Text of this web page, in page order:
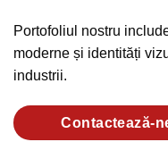
Portofoliul nostru
moderne și identități
industrii.
Contactează-